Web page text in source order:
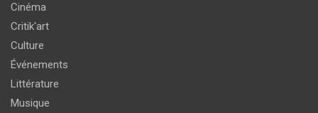
Cinéma
Critik'art
Culture
Événements
Littérature
Musique